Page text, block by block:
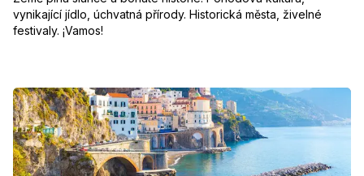
vynikající jídlo, úchvatná přírody. Historická města, živelné
festivaly. ¡Vamos!